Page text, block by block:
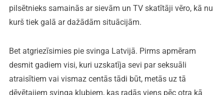
pilsētnieks samainās ar sievām un TV skatītāji vēro, kā nu
kurš tiek galā ar dažādām situācijām.
Bet atgriezīsimies pie svinga Latvijā. Pirms apmēram
desmit gadiem visi, kuri uzskatīja sevi par seksuāli
atraisītiem vai vismaz centās tādi būt, metās uz tā
dēvētajiem svinga klubiem, kas radās viens pēc otra kā